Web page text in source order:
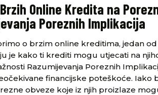
Online Kredita na
Poreznih Implikacija
o brzim online kreditima, jedan
je kako ti krediti mogu utjecati na
Razumijevanja Poreznih
financijske poteškoće. Iako
obveze koje iz njih proizlaze